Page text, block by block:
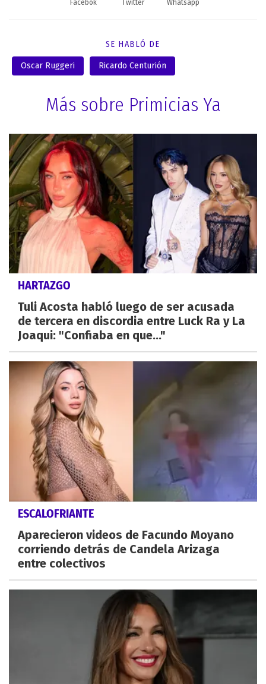
Facebok Twitter Whatsapp
SE HABLÓ DE
Oscar Ruggeri Ricardo Centurión
Más sobre Primicias Ya
HARTAZGO
Tuli Acosta habló luego de ser acusada
de tercera en discordia entre Luck Ra y La
Joaqui: "Confiaba en que..."
ESCALOFRIANTE
Aparecieron videos de Facundo Moyano
corriendo detrás de Candela Arizaga
entre colectivos